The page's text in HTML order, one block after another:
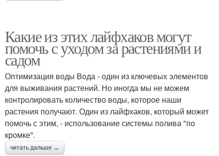
Какие из этих лайфхаков могут
помочь с уходом за растениями и
садом
Оптимизация воды Вода - один из ключевых элементов
для выживания растений. Но иногда мы не можем
контролировать количество воды, которое наши
растения получают. Один из лайфхаков, который может
помочь с этим, - использование системы полива "по
кромке".
читать дальше →